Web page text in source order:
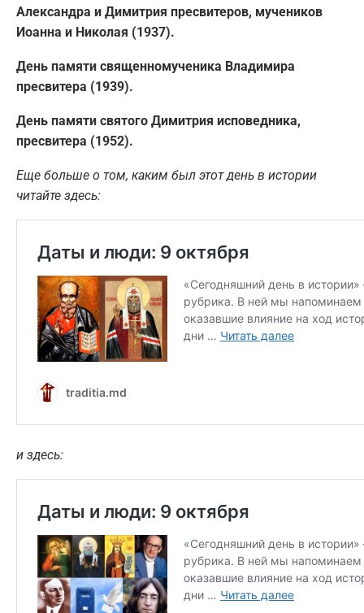
Александра и Димитрия пресвитеров, мучеников
Иоанна и Николая (1937).
День памяти священномученика Владимира
пресвитера (1939).
День памяти святого Димитрия исповедника,
пресвитера (1952).
Еще больше о том, каким был этот день в истории
читайте здесь:
и здесь: